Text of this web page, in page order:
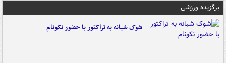
برگزیده ورزشی
شوک شبانه به تراکتور با حضور نکونام